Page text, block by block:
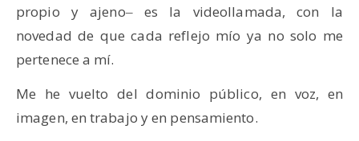
propio y ajeno‒ es la videollamada, con la
novedad de que cada reflejo mío ya no solo me
pertenece a mí.
Me he vuelto del dominio público, en voz, en
imagen, en trabajo y en pensamiento.